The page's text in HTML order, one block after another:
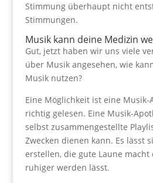
Stimmung überhaupt nicht
Stimmungen.
Musik kann deine Medizin
Gut, jetzt haben wir uns viele
über Musik angesehen, wie
Musik nutzen?
Eine Möglichkeit ist eine Musik-
richtig gelesen. Eine Musik-
selbst zusammengestellte
Zwecken dienen kann. Es lässt
erstellen, die gute Laune macht
ruhiger werden lässt.